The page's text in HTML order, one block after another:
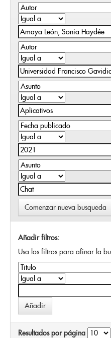
Comenzar nueva busqueda
Añadir filtros:
Usa los filtros para afinar la
Resultados por página